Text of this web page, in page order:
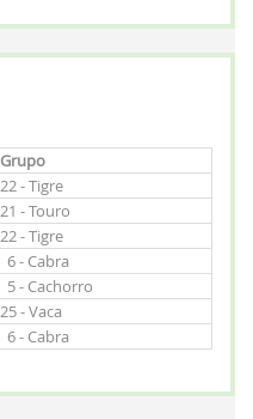
Grupo
22 - Tigre
21 - Touro
22 - Tigre
6 - Cabra
5 - Cachorro
25 - Vaca
6 - Cabra